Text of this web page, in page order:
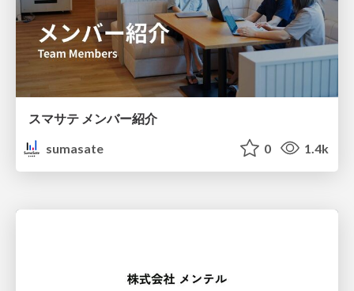
スマサテ メンバー紹介
sumasate
0 1.4k